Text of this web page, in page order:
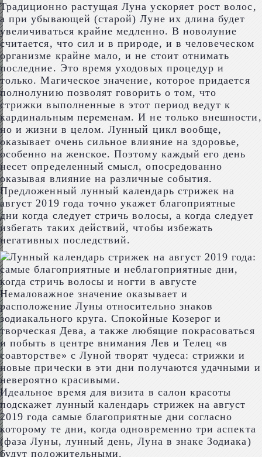
Традиционно растущая Луна ускоряет рост волос,
а при убывающей (старой) Луне их длина будет
увеличиваться крайне медленно. В новолуние
считается, что сил и в природе, и в человеческом
организме крайне мало, и не стоит отнимать
последние. Это время уходовых процедур и
только. Магическое значение, которое придается
полнолунию позволят говорить о том, что
стрижки выполненные в этот период ведут к
кардинальным переменам. И не только внешности,
но и жизни в целом. Лунный цикл вообще,
оказывает очень сильное влияние на здоровье,
особенно на женское. Поэтому каждый его день
несет определенный смысл, опосредованно
оказывая влияние на различные события.
Предложенный лунный календарь стрижек на
август 2019 года точно укажет благоприятные
дни когда следует стричь волосы, а когда следует
избегать таких действий, чтобы избежать
негативных последствий.
Немаловажное значение оказывает и
расположение Луны относительно знаков
зодиакального круга. Спокойные Козерог и
творческая Дева, а также любящие покрасоваться
и побыть в центре внимания Лев и Телец «в
соавторстве» с Луной творят чудеса: стрижки и
новые прически в эти дни получаются удачными и
невероятно красивыми.
Идеальное время для визита в салон красоты
подскажет лунный календарь стрижек на август
2019 года самые благоприятные дни согласно
которому те дни, когда одновременно три аспекта
(фаза Луны, лунный день, Луна в знаке Зодиака)
будут положительными.